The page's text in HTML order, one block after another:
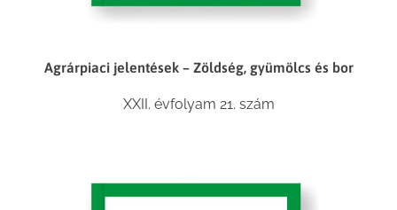
Agrárpiaci jelentések – Zöldség, gyümölcs és bor
XXII. évfolyam 21. szám